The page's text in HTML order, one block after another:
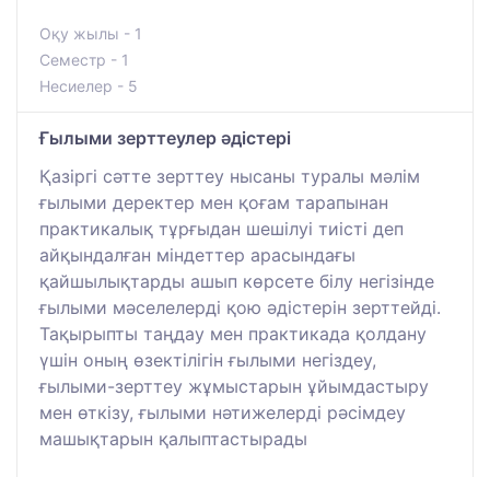
Оқу жылы - 1
Семестр - 1
Несиелер - 5
Ғылыми зерттеулер әдістері
Қазіргі сәтте зерттеу нысаны туралы мәлім
ғылыми деректер мен қоғам тарапынан
практикалық тұрғыдан шешілуі тиісті деп
айқындалған міндеттер арасындағы
қайшылықтарды ашып көрсете білу негізінде
ғылыми мәселелерді қою әдістерін зерттейді.
Тақырыпты таңдау мен практикада қолдану
үшін оның өзектілігін ғылыми негіздеу,
ғылыми-зерттеу жұмыстарын ұйымдастыру
мен өткізу, ғылыми нәтижелерді рәсімдеу
машықтарын қалыптастырады